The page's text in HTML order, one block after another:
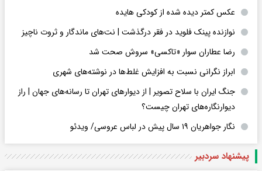
عکس کمتر دیده شده از کودکی هایده
نوازنده پینک فلوید در فقر درگذشت | نت‌های ماندگار و ثروت ناچیز
رضا عطاران سوار «تاکسی» سروش صحت شد
ابراز نگرانی نسبت به افزایش غلط‌ها در نوشته‌های شهری
جنگ ایران با سلاح تصویر | از دیوارهای تهران تا رسانه‌های جهان | راز
دیوارنگاره‌های تهران چیست؟
نگار جواهریان ۱۹ سال پیش در لباس عروسی/ ویدئو
پیشنهاد سردبیر